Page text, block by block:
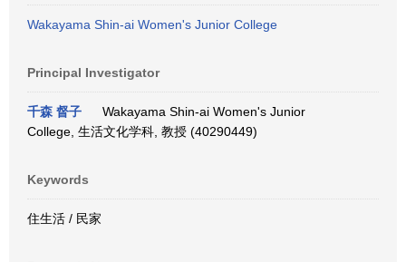
Wakayama Shin-ai Women's Junior College
Principal Investigator
千森 督子
Wakayama Shin-ai Women's Junior
College, 生活文化学科, 教授 (40290449)
Keywords
住生活 / 民家